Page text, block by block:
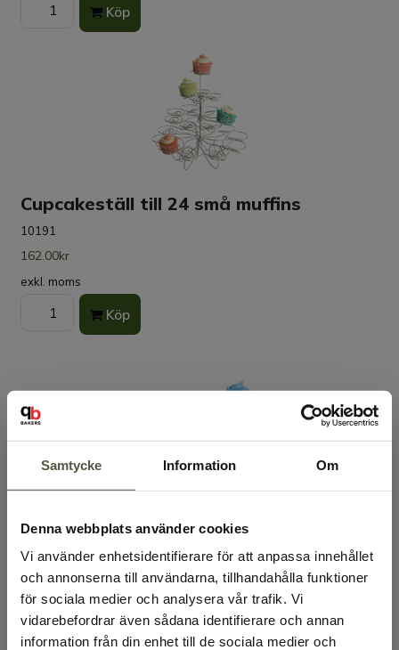
Samtycke Information Om
Denna webbplats använder cookies
Vi använder enhetsidentifierare för att anpassa innehållet
och annonserna till användarna, tillhandahålla funktioner
för sociala medier och analysera vår trafik. Vi
vidarebefordrar även sådana identifierare och annan
information från din enhet till de sociala medier och
Köp
Cupcakeställ till 24 små muffins
10191
162.00kr
exkl. moms
Köp
10635-2
161.00kr
exkl. moms
Köp